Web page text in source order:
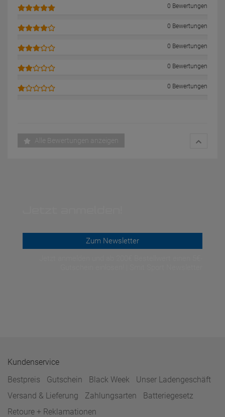
0 Bewertungen
0 Bewertungen
0 Bewertungen
0 Bewertungen
0 Bewertungen
Alle Bewertungen anzeigen
Zum Newsletter
Kundenservice
Bestpreis
Gutschein Black Week
Unser Ladengeschäft
Versand & Lieferung
Zahlungsarten
Batteriegesetz
Retoure + Reklamationen